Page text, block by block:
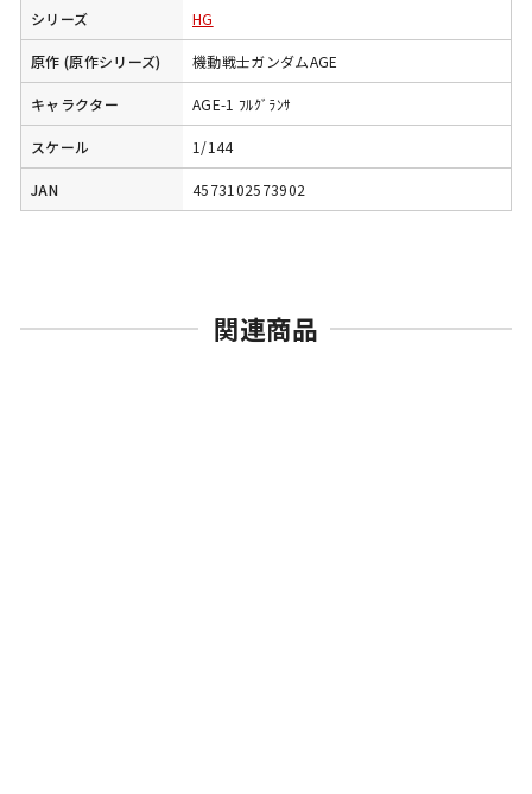
シリーズ HG
原作 (原作シリーズ) 機動戦士ガンダムAGE
キャラクター AGE-1 ﾌﾙｸﾞﾗﾝｻ
スケール 1/144
JAN 4573102573902
関連商品